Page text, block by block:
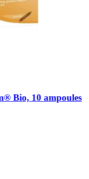
Bio, 10 ampoules